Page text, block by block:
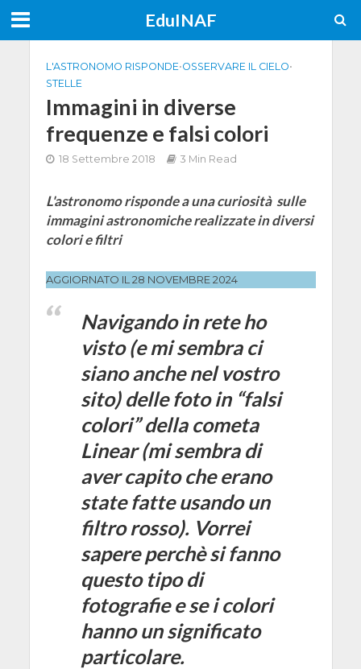
EduINAF
L'ASTRONOMO RISPONDE•OSSERVARE IL CIELO•
STELLE
Immagini in diverse
frequenze e falsi colori
18 Settembre 2018 3 Min Read
L'astronomo risponde a una curiosità sulle
immagini astronomiche realizzate in diversi
colori e filtri
AGGIORNATO IL 28 NOVEMBRE 2024
Navigando in rete ho
visto (e mi sembra ci
siano anche nel vostro
sito) delle foto in “falsi
colori” della cometa
Linear (mi sembra di
aver capito che erano
state fatte usando un
filtro rosso). Vorrei
sapere perchè si fanno
questo tipo di
fotografie e se i colori
hanno un significato
particolare.